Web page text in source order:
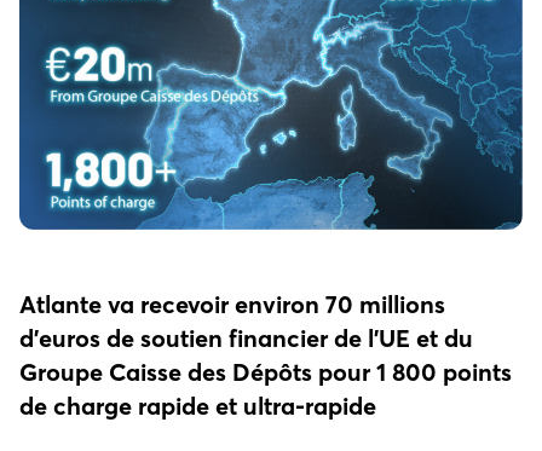
Atlante va recevoir environ 70 millions
d’euros de soutien financier de l’UE et du
Groupe Caisse des Dépôts pour 1 800 points
de charge rapide et ultra-rapide